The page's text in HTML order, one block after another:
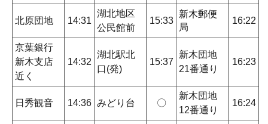
北原団地 14:31
湖北地区
公民館前
15:33
新木郵便
局
16:22
京葉銀行
新木支店
近く
14:32
湖北駅北
口(発)
15:37
新木団地
21番通り
16:23
日秀観音 14:36 みどり台 〇
新木団地
12番通り
16:24